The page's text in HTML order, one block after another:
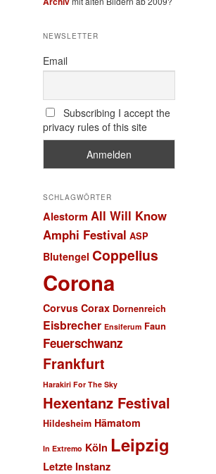
NEWSLETTER
Email
Subscribing I accept the
privacy rules of this site
SCHLAGWÖRTER
Alestorm All Will Know
Amphi Festival ASP
Blutengel Coppelius
Corona
Corvus Corax Dornenreich
Eisbrecher Ensiferum Faun
Feuerschwanz
Frankfurt
Harakiri For The Sky
Hexentanz Festival
Hildesheim Hämatom
In Extremo Köln Leipzig
Letzte Instanz